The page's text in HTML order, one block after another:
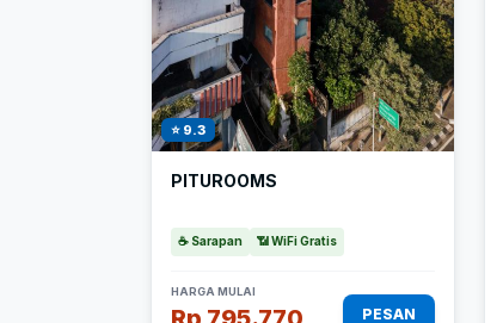
⭐ 9.3
PITUROOMS
☕ Sarapan 📶 WiFi Gratis
HARGA MULAI
PESAN